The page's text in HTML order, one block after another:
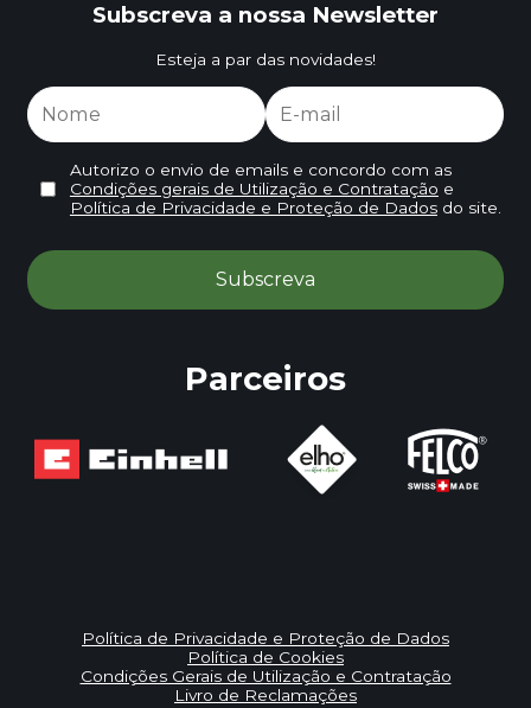
Subscreva a nossa Newsletter
Esteja a par das novidades!
Autorizo o envio de emails e concordo com as
Condições gerais de Utilização e Contratação e
Política de Privacidade e Proteção de Dadosdo site.
Parceiros
Política de Privacidade e Proteção de Dados
Política de Cookies
Condições Gerais de Utilização e Contratação
Livro de Reclamações